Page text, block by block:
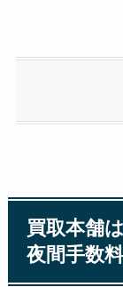
買取本舗
夜間手数